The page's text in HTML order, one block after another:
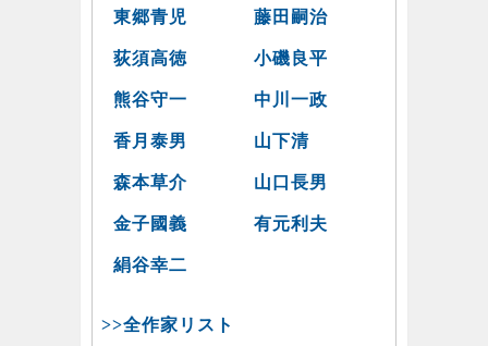
東郷青児 藤田嗣治
荻須高徳 小磯良平
熊谷守一 中川一政
香月泰男 山下清
森本草介 山口長男
金子國義 有元利夫
絹谷幸二
>>全作家リスト